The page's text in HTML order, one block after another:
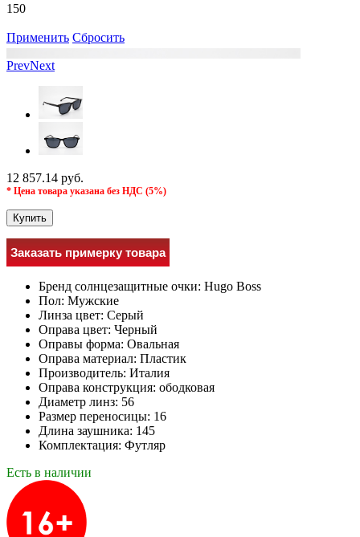
150
Применить Сбросить
PrevNext
12 857.14 руб.
* Цена товара указана без НДС (5%)
Купить
Заказать примерку товара
Бренд солнцезащитные очки: Hugo Boss
Пол: Мужcкие
Линза цвет: Серый
Оправа цвет: Черный
Оправы форма: Овальная
Оправа материал: Пластик
Производитель: Италия
Оправа конструкция: ободковая
Диаметр линз: 56
Размер переносицы: 16
Длина заушника: 145
Комплектация: Футляр
Есть в наличии